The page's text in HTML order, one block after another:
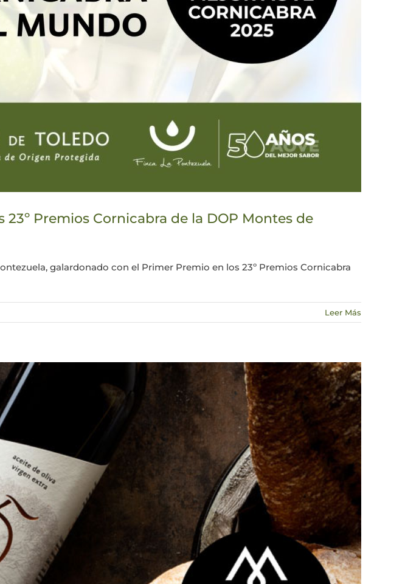
Premios Cornicabra de la DOP Montes de
galardonado con el Primer Premio en los 23º Premios Cornicabra
Leer Más